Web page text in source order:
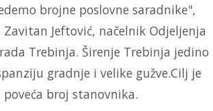
brojne poslovne saradnike",
Zavitan Jeftović, načelnik Odjeljenja
Trebinja. Širenje Trebinja jedino
gradnje i velike gužve.Cilj je
broj stanovnika.